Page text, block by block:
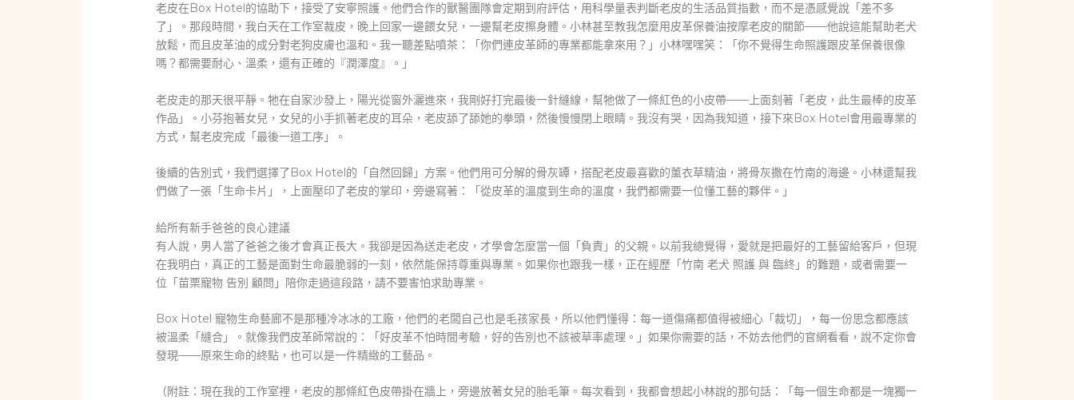
老皮在Box Hotel的協助下，接受了安寧照護。他們合作的獸醫團隊會定期到府評估，用科學量表判斷老皮的生活品質指數，而不是憑感覺說「差不多
了」。那段時間，我白天在工作室裁皮，晚上回家一邊餵女兒，一邊幫老皮擦身體。小林甚至教我怎麼用皮革保養油按摩老皮的關節——他說這能幫助老犬
放鬆，而且皮革油的成分對老狗皮膚也溫和。我一聽差點噴茶：「你們連皮革師的專業都能拿來用？」小林嘿嘿笑：「你不覺得生命照護跟皮革保養很像
嗎？都需要耐心、溫柔，還有正確的『潤澤度』。」
老皮走的那天很平靜。牠在自家沙發上，陽光從窗外灑進來，我剛好打完最後一針縫線，幫牠做了一條紅色的小皮帶——上面刻著「老皮，此生最棒的皮革
作品」。小芬抱著女兒，女兒的小手抓著老皮的耳朵，老皮舔了舔她的拳頭，然後慢慢閉上眼睛。我沒有哭，因為我知道，接下來Box Hotel會用最專業的
方式，幫老皮完成「最後一道工序」。
後續的告別式，我們選擇了Box Hotel的「自然回歸」方案。他們用可分解的骨灰罈，搭配老皮最喜歡的薰衣草精油，將骨灰撒在竹南的海邊。小林還幫我
們做了一張「生命卡片」，上面壓印了老皮的掌印，旁邊寫著：「從皮革的溫度到生命的溫度，我們都需要一位懂工藝的夥伴。」
給所有新手爸爸的良心建議
有人說，男人當了爸爸之後才會真正長大。我卻是因為送走老皮，才學會怎麼當一個「負責」的父親。以前我總覺得，愛就是把最好的工藝留給客戶，但現
在我明白，真正的工藝是面對生命最脆弱的一刻，依然能保持尊重與專業。如果你也跟我一樣，正在經歷「竹南 老犬 照護 與 臨終」的難題，或者需要一
位「苗栗寵物 告別 顧問」陪你走過這段路，請不要害怕求助專業。
Box Hotel 寵物生命藝廊不是那種冷冰冰的工廠，他們的老闆自己也是毛孩家長，所以他們懂得：每一道傷痛都值得被細心「裁切」，每一份思念都應該
被溫柔「縫合」。就像我們皮革師常說的：「好皮革不怕時間考驗，好的告別也不該被草率處理。」如果你需要的話，不妨去他們的官網看看，說不定你會
發現——原來生命的終點，也可以是一件精緻的工藝品。
（附註：現在我的工作室裡，老皮的那條紅色皮帶掛在牆上，旁邊放著女兒的胎毛筆。每次看到，我都會想起小林說的那句話：「每一個生命都是一塊獨一